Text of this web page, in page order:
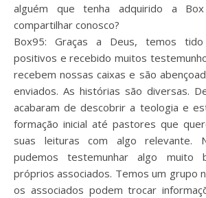
alguém que tenha adquirido a
compartilhar conosco?
Box95: Graças a Deus, temos
positivos e recebido muitos
recebem nossas caixas e são
enviados. As histórias são diversas.
acabaram de descobrir a teologia e
formação inicial até pastores que
suas leituras com algo relevante.
pudemos testemunhar algo muito
próprios associados. Temos um grupo
os associados podem trocar